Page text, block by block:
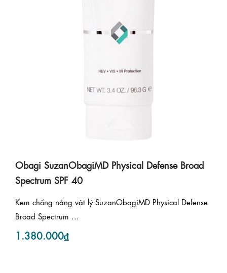
Obagi SuzanObagiMD Physical Defense Broad
Spectrum SPF 40
Kem chống nắng vật lý SuzanObagiMD Physical Defense
Broad Spectrum ...
1.380.000₫